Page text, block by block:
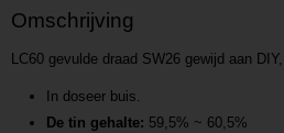
Productcode
P201412202039
Productcode leverancier
Omschrijving
LC60 gevulde draad SW26 gewijd aan
In doseer buis.
De tin gehalte: 59,5% ~ 60,5%